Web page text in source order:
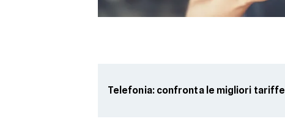
Telefonia: confronta le migliori tariffe